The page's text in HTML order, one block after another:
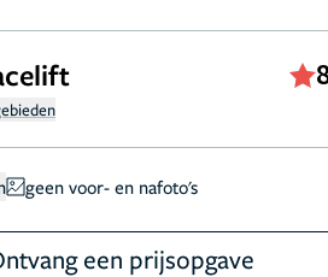
geen voor- en nafoto's
een prijsopgave